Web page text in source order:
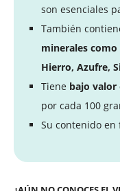
son esenciales
También
minerales como
Hierro, Azufre,
Tiene bajo valor
por cada 100
Su contenido